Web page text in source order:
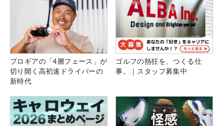
プロギアの「4層フェース」が
切り開く高初速ドライバーの
新時代
ゴルフの熱狂を、つくる仕
事。｜スタッフ募集中